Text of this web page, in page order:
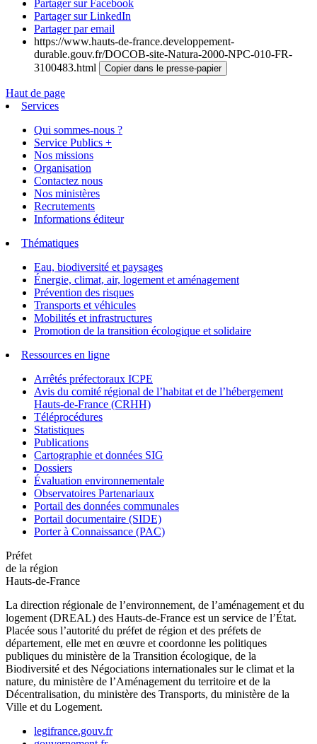
Partager sur Facebook
Partager sur LinkedIn
Partager par email
https://www.hauts-de-france.developpement-
durable.gouv.fr/DOCOB-site-Natura-2000-NPC-010-FR-
3100483.html
Copier dans le presse-papier
Haut de page
Services
Qui sommes-nous ?
Service Publics +
Nos missions
Organisation
Contactez nous
Nos ministères
Recrutements
Informations éditeur
Thématiques
Eau, biodiversité et paysages
Énergie, climat, air, logement et aménagement
Prévention des risques
Transports et véhicules
Mobilités et infrastructures
Promotion de la transition écologique et solidaire
Ressources en ligne
Arrêtés préfectoraux ICPE
Avis du comité régional de l’habitat et de l’hébergement
Hauts-de-France (CRHH)
Téléprocédures
Statistiques
Publications
Cartographie et données SIG
Dossiers
Évaluation environnementale
Observatoires Partenariaux
Portail des données communales
Portail documentaire (SIDE)
Porter à Connaissance (PAC)
Préfet
de la région
Hauts-de-France
La direction régionale de l’environnement, de l’aménagement et du
logement (DREAL) des Hauts-de-France est un service de l’État.
Placée sous l’autorité du préfet de région et des préfets de
département, elle met en œuvre et coordonne les politiques
publiques du ministère de la Transition écologique, de la
Biodiversité et des Négociations internationales sur le climat et la
nature, du ministère de l’Aménagement du territoire et de la
Décentralisation, du ministère des Transports, du ministère de la
Ville et du Logement.
legifrance.gouv.fr